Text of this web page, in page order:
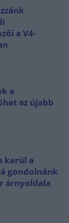
a V4-
a
az újabb
kerül a
gondolnánk
árnyoldala